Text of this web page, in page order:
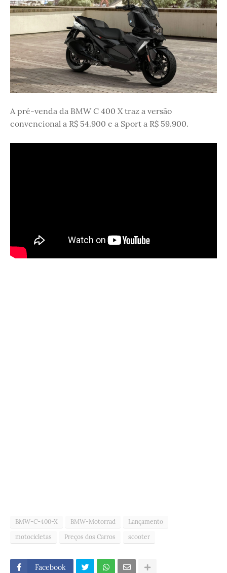
A pré-venda da BMW C 400 X traz a versão
convencional a R$ 54.900 e a Sport a R$ 59.900.
BMW-C-400-X BMW-Motorrad
Lançamento
motocicletas
Preços dos Carros scooter
Facebook